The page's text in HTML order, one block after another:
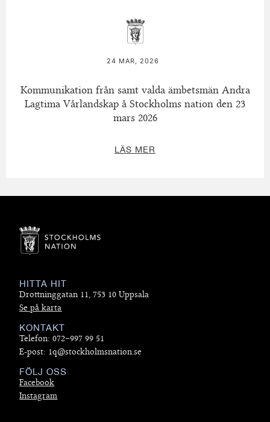
24 MAR, 2026
Kommunikation från samt valda ämbetsmän Andra
Lagtima Vårlandskap å Stockholms nation den 23
mars 2026
LÄS MER
HITTA HIT
Drottninggatan 11, 753 10 Uppsala
Se på karta
KONTAKT
Telefon: 072–997 99 51
E-post: 1q@stockholmsnation.se
FÖLJ OSS
Facebook
Instagram